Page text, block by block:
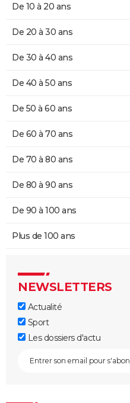
De 10 à 20 ans
De 20 à 30 ans
De 30 à 40 ans
De 40 à 50 ans
De 50 à 60 ans
De 60 à 70 ans
De 70 à 80 ans
De 80 à 90 ans
De 90 à 100 ans
Plus de 100 ans
NEWSLETTERS
Actualité
Sport
Les dossiers d'actu